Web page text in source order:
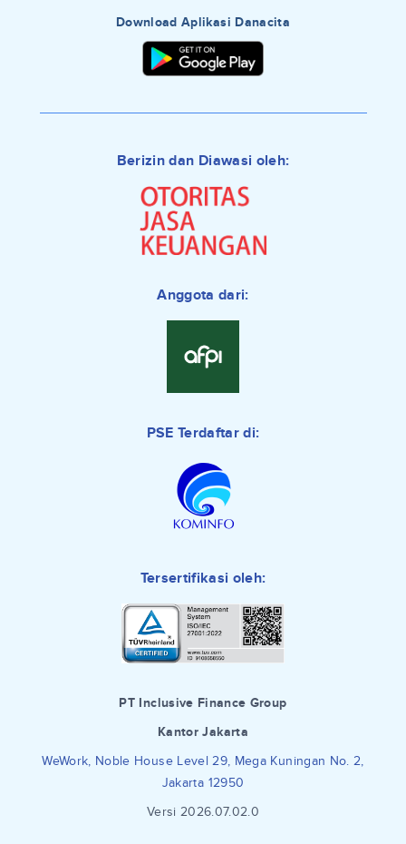
Download Aplikasi Danacita
Berizin dan Diawasi oleh:
Anggota dari:
PSE Terdaftar di:
Tersertifikasi oleh:
PT Inclusive Finance Group
Kantor Jakarta
WeWork, Noble House Level 29, Mega Kuningan No. 2,
Jakarta 12950
Versi 2026.07.02.0